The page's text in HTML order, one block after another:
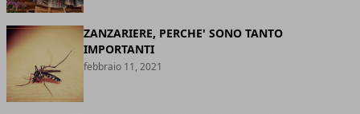
ZANZARIERE, PERCHE' SONO TANTO
IMPORTANTI
febbraio 11, 2021